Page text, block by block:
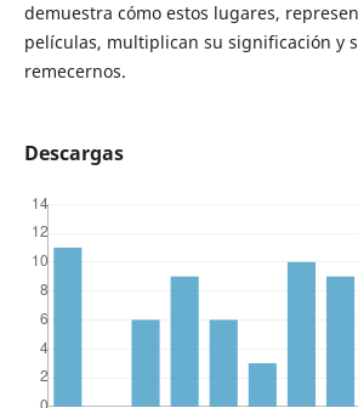
demuestra cómo estos lugares,
películas, multiplican su significación y
remecernos.
Descargas